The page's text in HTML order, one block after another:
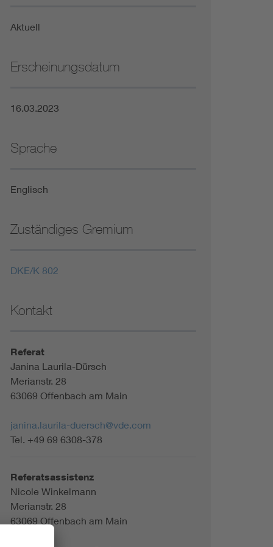
Aktuell
Erscheinungsdatum
16.03.2023
Sprache
Englisch
Zuständiges Gremium
DKE/K 802
Kontakt
Referat
Janina Laurila-Dürsch
Merianstr. 28
63069 Offenbach am Main
janina.laurila-duersch@vde.com
Tel. +49 69 6308-378
Referatsassistenz
Nicole Winkelmann
Merianstr. 28
63069 Offenbach am Main